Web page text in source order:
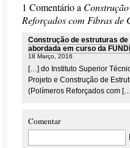
1 Comentário a
Reforçados com Fibras de
Construção de estruturas
abordada em curso da
18 Março, 2016
[…] do Instituto Superior
Projeto e Construção de
(Polímeros Reforçados com
Comentar